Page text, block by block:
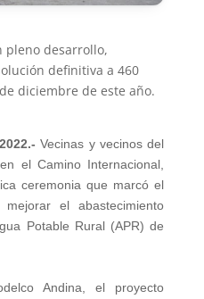
pleno desarrollo,
definitiva a 460
diciembre de este año.
Vecinas y vecinos del
el Camino Internacional,
ceremonia que marcó el
el abastecimiento
Potable Rural (APR) de
Andina, el proyecto